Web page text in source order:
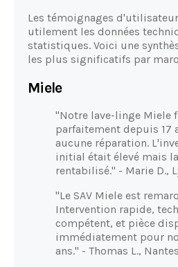
Les témoignages
utilement les données
statistiques. Voici une
les plus significatifs par
Miele
"Notre lave-linge Miele
parfaitement depuis 17
aucune réparation.
initial était élevé mais
rentabilisé." - Marie D.,
"Le SAV Miele est
Intervention rapide,
compétent, et pièce
immédiatement pour
ans." - Thomas L., Nantes